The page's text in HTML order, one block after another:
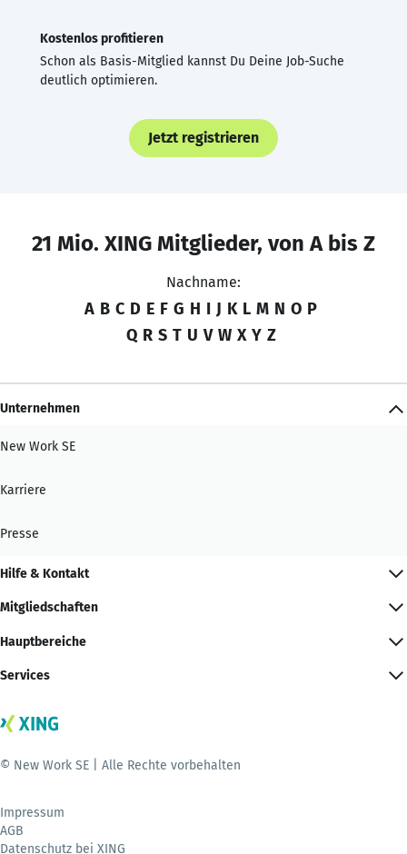
Kostenlos profitieren
Schon als Basis-Mitglied kannst Du Deine Job-Suche
deutlich optimieren.
Jetzt registrieren
21 Mio. XING Mitglieder, von A bis Z
Nachname:
A B C D E F G H I J K L M N O P
Q R S T U V W X Y Z
Unternehmen
New Work SE
Karriere
Presse
Hilfe & Kontakt
Mitgliedschaften
Hauptbereiche
Services
© New Work SE | Alle Rechte vorbehalten
Impressum
AGB
Datenschutz bei XING